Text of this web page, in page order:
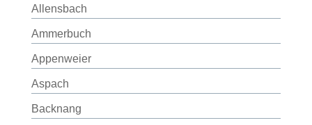
Allensbach
Ammerbuch
Appenweier
Aspach
Backnang